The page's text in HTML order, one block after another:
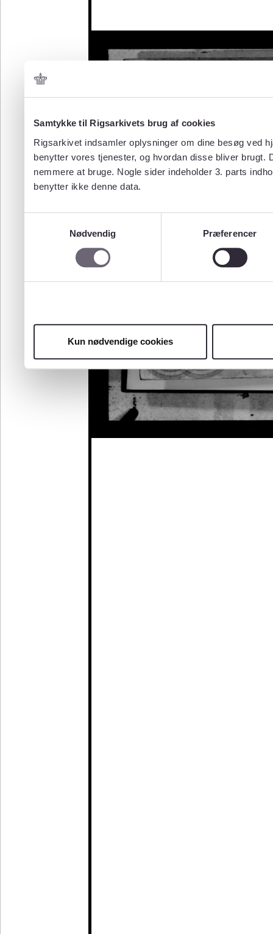
Samtykke til Rigsarkivets brug af cookies
Rigsarkivet indsamler oplysninger om dine besøg ved
benytter vores tjenester, og hvordan disse bliver
nemmere at bruge. Nogle sider indeholder 3. parts
benytter ikke denne data.
Nødvendig
Præferencer
Kun nødvendige cookies